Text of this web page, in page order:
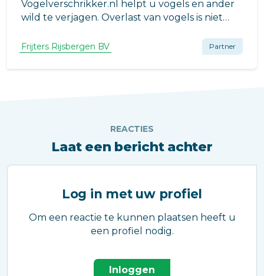
Vogelverschrikker.nl helpt u vogels en ander
wild te verjagen. Overlast van vogels is niet
en geld kosten.
Frijters Rijsbergen BV Partner
REACTIES
Laat een bericht achter
Log in met uw profiel
Om een reactie te kunnen plaatsen heeft u
een profiel nodig.
Inloggen